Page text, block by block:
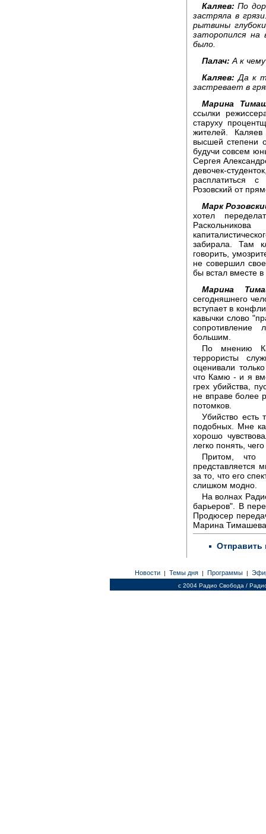
Каляев: По
застряла в
рытвины
заторопился
было.
Палач: А к
Каляев: Да к
застревает в
Марина
ссылки
старуху
жителей. Каляев
высшей степени
будучи совсем
Сергея
девочек-
расплатиться
Розовский от
Марк
хотел
забирала. Там
говорить,
не совершил
бы встал вместе
Марина
сегодняшнего
вступает в
кавычки слово
сопротивление
большим.
По мнению
террористы
оценивали
что Камю - и я
грех убийства,
не вправе более
потомков.
Убийство есть
подобных. Мне
хорошо
легко понять,
Притом, что
представляется
за то, что его
слишком модно.
На волнах
барьеров". В
Продюсер
Марина
Отправить
Новости | Темы дня | Программы |
c 2004 Радио Свобода /